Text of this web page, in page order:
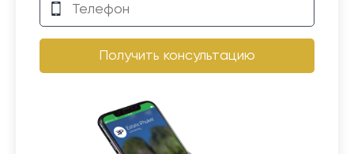
Получить консультацию